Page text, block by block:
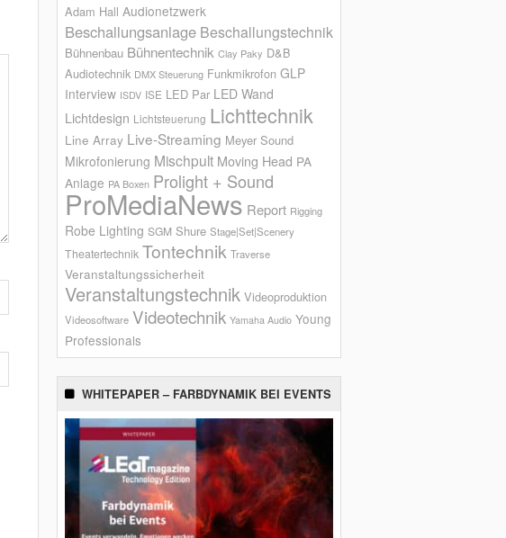
Adam Hall Audionetzwerk
Beschallungsanlage Beschallungstechnik
Bühnenbau Bühnentechnik Clay Paky D&B
Audiotechnik DMX Steuerung Funkmikrofon GLP
Interview ISDV ISE LED Par LED Wand
Lichtdesign Lichtsteuerung Lichttechnik
Line Array Live-Streaming Meyer Sound
Mikrofonierung Mischpult Moving Head PA
Anlage PA Boxen Prolight + Sound
ProMediaNews Report Rigging
Robe Lighting SGM Shure Stage|Set|Scenery
Theatertechnik Tontechnik Traverse
Veranstaltungssicherheit
Veranstaltungstechnik Videoproduktion
Videosoftware Videotechnik Yamaha Audio Young
Professionals
WHITEPAPER – FARBDYNAMIK BEI EVENTS